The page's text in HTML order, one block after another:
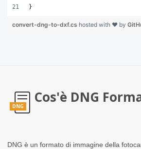
}
convert-dng-to-dxf.cs hosted with ❤ by
DNG
Cos'è DNG
DNG è un formato di immagine della